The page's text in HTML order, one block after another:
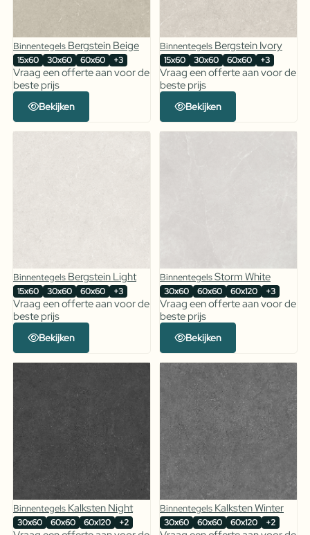
Binnentegels Bergstein Beige
15x60 30x60 60x60 +3
Vraag een offerte aan voor de
beste prijs
Bekijken
Binnentegels Bergstein Ivory
15x60 30x60 60x60 +3
Vraag een offerte aan voor de
beste prijs
Bekijken
Binnentegels Bergstein Light
15x60 30x60 60x60 +3
Vraag een offerte aan voor de
beste prijs
Bekijken
BinnentegelsStorm White
30x60 60x60 60x120 +3
Vraag een offerte aan voor de
beste prijs
Bekijken
Binnentegels Kalksten Night
30x60 60x60 60x120 +2
Binnentegels Kalksten Winter
30x60 60x60 60x120 +2